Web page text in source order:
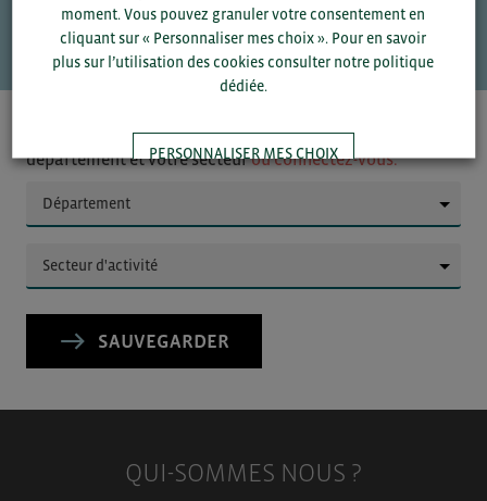
VOS CONTACTS
Pour voir les contacts, merci de renseigner votre
département et votre secteurou connectez-vous.
SAUVEGARDER
QUI-SOMMES NOUS ?
moment. Vous pouvez granuler votre consentement en
cliquant sur « Personnaliser mes choix ». Pour en savoir
plus sur l’utilisation des cookies consulter notre politique
dédiée.
PERSONNALISER MES CHOIX